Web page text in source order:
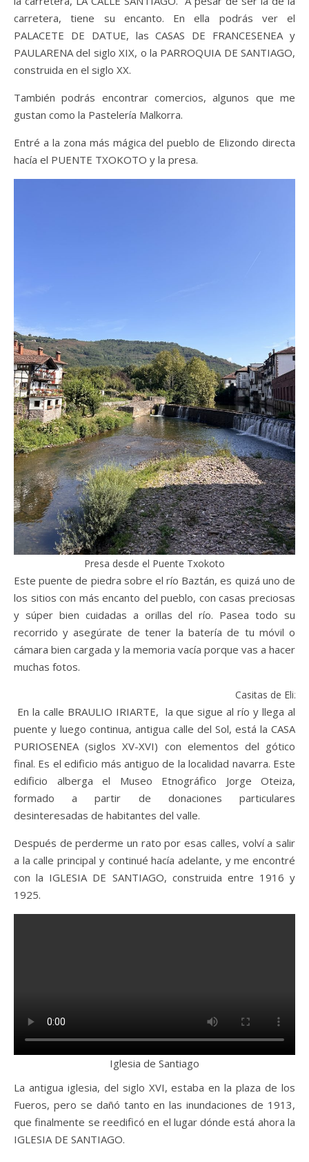
carretera, tiene su encanto. En ella podrás ver el
PALACETE DE DATUE, las CASAS DE FRANCESENEA y
PAULARENA del siglo XIX, o la PARROQUIA DE SANTIAGO,
construida en el siglo XX.
También podrás encontrar comercios, algunos que me
gustan como la Pastelería Malkorra.
Entré a la zona más mágica del pueblo de Elizondo directa
hacía el PUENTE TXOKOTO y la presa.
Presa desde el Puente Txokoto
Este puente de piedra sobre el río Baztán, es quizá uno de
los sitios con más encanto del pueblo, con casas preciosas
y súper bien cuidadas a orillas del río. Pasea todo su
recorrido y asegúrate de tener la batería de tu móvil o
cámara bien cargada y la memoria vacía porque vas a hacer
muchas fotos.
Casitas de
En la calle BRAULIO IRIARTE, la que sigue al río y llega al
puente y luego continua, antigua calle del Sol, está la CASA
PURIOSENEA (siglos XV-XVI) con elementos del gótico
final. Es el edificio más antiguo de la localidad navarra. Este
edificio alberga el Museo Etnográfico Jorge Oteiza,
formado a partir de donaciones particulares
desinteresadas de habitantes del valle.
Después de perderme un rato por esas calles, volví a salir
a la calle principal y continué hacía adelante, y me encontré
con la IGLESIA DE SANTIAGO, construida entre 1916 y
1925.
Iglesia de Santiago
La antigua iglesia, del siglo XVI, estaba en la plaza de los
Fueros, pero se dañó tanto en las inundaciones de 1913,
que finalmente se reedificó en el lugar dónde está ahora la
IGLESIA DE SANTIAGO.